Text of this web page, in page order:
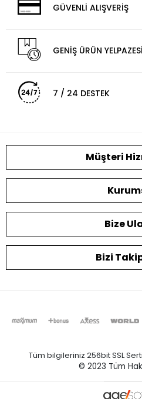
GÜVENLİ ALIŞVERİŞ
GENİŞ ÜRÜN YELPAZESİ
7 / 24 DESTEK
Müşteri
Bize
Bizi
Tüm bilgileriniz 256bit SSL
© 2023 Tüm